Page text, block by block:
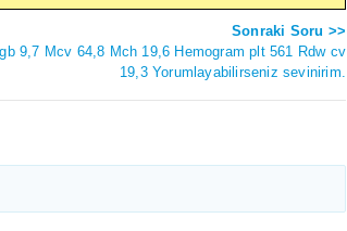
Sonraki Soru >>
9,7 Mcv 64,8 Mch 19,6 Hemogram plt 561 Rdw cv
19,3 Yorumlayabilirseniz sevinirim.